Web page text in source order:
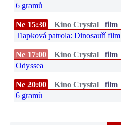
6 gramů
Ne 15:30 Kino Crystal
film
Tlapková patrola: Dinosauří film
Ne 17:00 Kino Crystal
film
Odyssea
Ne 20:00 Kino Crystal
film
6 gramů